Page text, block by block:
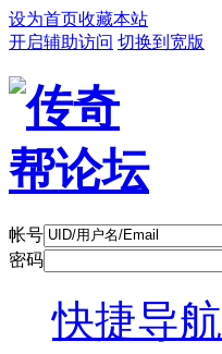
设为首页收藏本站
开启辅助访问 切换到宽版
帐号
密码
快捷导航